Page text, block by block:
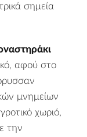
σημεία
αφού στο
μνημείων
χωριό,
την